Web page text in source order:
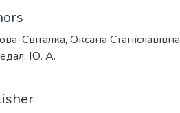
Світалка, Оксана Станіславівна
Ю. А.